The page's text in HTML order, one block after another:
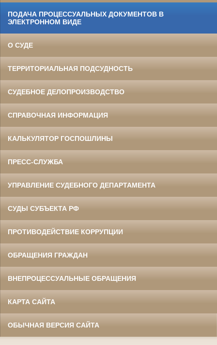
ПОДАЧА ПРОЦЕССУАЛЬНЫХ ДОКУМЕНТОВ В
ЭЛЕКТРОННОМ ВИДЕ
О СУДЕ
ТЕРРИТОРИАЛЬНАЯ ПОДСУДНОСТЬ
СУДЕБНОЕ ДЕЛОПРОИЗВОДСТВО
СПРАВОЧНАЯ ИНФОРМАЦИЯ
КАЛЬКУЛЯТОР ГОСПОШЛИНЫ
ПРЕСС-СЛУЖБА
УПРАВЛЕНИЕ СУДЕБНОГО ДЕПАРТАМЕНТА
СУДЫ СУБЪЕКТА РФ
ПРОТИВОДЕЙСТВИЕ КОРРУПЦИИ
ОБРАЩЕНИЯ ГРАЖДАН
ВНЕПРОЦЕССУАЛЬНЫЕ ОБРАЩЕНИЯ
КАРТА САЙТА
ОБЫЧНАЯ ВЕРСИЯ САЙТА